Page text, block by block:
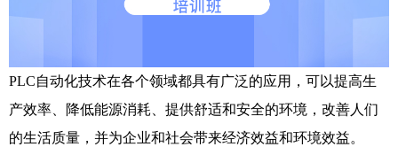
PLC自动化技术在各个领域都具有广泛的应用，可以提高生
产效率、降低能源消耗、提供舒适和安全的环境，改善人们
的生活质量，并为企业和社会带来经济效益和环境效益。